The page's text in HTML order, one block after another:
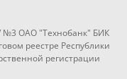
№3 ОАО "Технобанк" БИК
реестре Республики
регистрации